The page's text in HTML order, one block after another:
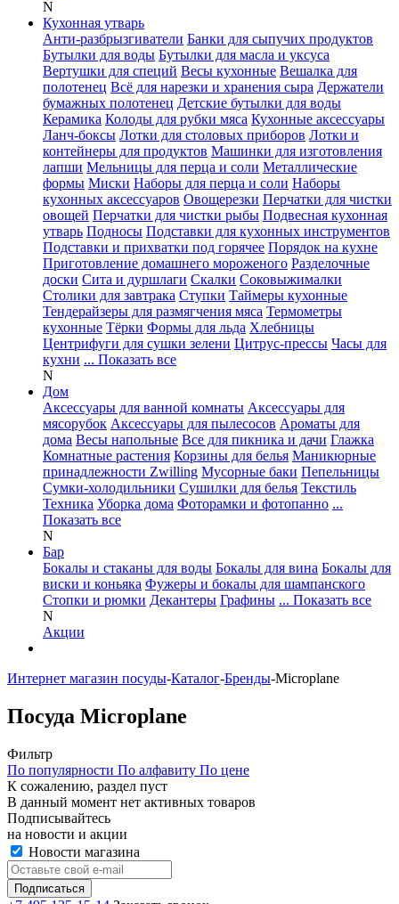
N
Кухонная утварь
Анти-разбрызгиватели Банки для сыпучих продуктов
Бутылки для воды Бутылки для масла и уксуса
Вертушки для специй Весы кухонные Вешалка для
полотенец Всё для нарезки и хранения сыра Держатели
бумажных полотенец Детские бутылки для воды
Керамика Колоды для рубки мяса Кухонные аксессуары
Ланч-боксы Лотки для столовых приборов Лотки и
контейнеры для продуктов Машинки для изготовления
лапши Мельницы для перца и соли Металлические
формы Миски Наборы для перца и соли Наборы
кухонных аксессуаров Овощерезки Перчатки для чистки
овощей Перчатки для чистки рыбы Подвесная кухонная
утварь Подносы Подставки для кухонных инструментов
Подставки и прихватки под горячее Порядок на кухне
Приготовление домашнего мороженого Разделочные
доски Сита и дуршлаги Скалки Соковыжималки
Столики для завтрака Ступки Таймеры кухонные
Тендерайзеры для размягчения мяса Термометры
кухонные Тёрки Формы для льда Хлебницы
Центрифуги для сушки зелени Цитрус-прессы Часы для
кухни ... Показать все
N
Дом
Аксессуары для ванной комнаты Аксессуары для
мясорубок Аксессуары для пылесосов Ароматы для
дома Весы напольные Все для пикника и дачи Глажка
Комнатные растения Корзины для белья Маникюрные
принадлежности Zwilling Мусорные баки Пепельницы
Сумки-холодильники Сушилки для белья Текстиль
Техника Уборка дома Фоторамки и фотопанно ...
Показать все
N
Бар
Бокалы и стаканы для воды Бокалы для вина Бокалы для
виски и коньяка Фужеры и бокалы для шампанского
Стопки и рюмки Декантеры Графины ... Показать все
N
Акции
Интернет магазин посуды-Каталог-Бренды-Microplane
Посуда Microplane
Фильтр
По популярности По алфавиту По цене
К сожалению, раздел пуст
В данный момент нет активных товаров
Подписывайтесь
на новости и акции
Новости магазина